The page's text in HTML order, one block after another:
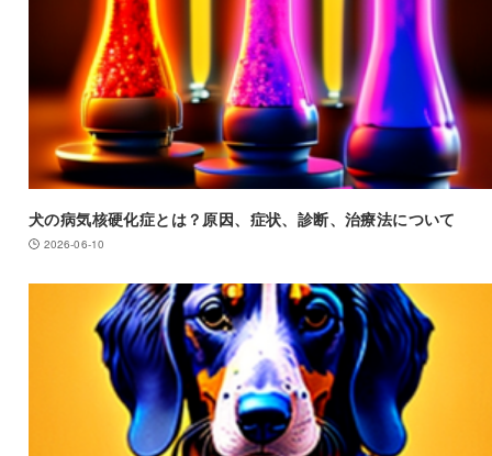
犬の病気核硬化症とは？原因、症状、診断、治療法について
2026-06-10